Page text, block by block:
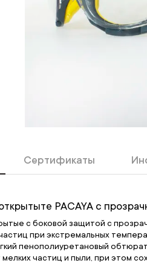
Сертификаты
PACAYA с
с боковой защитой с
при экстремальных
пенополиуретановый
частиц и пыли, при этом